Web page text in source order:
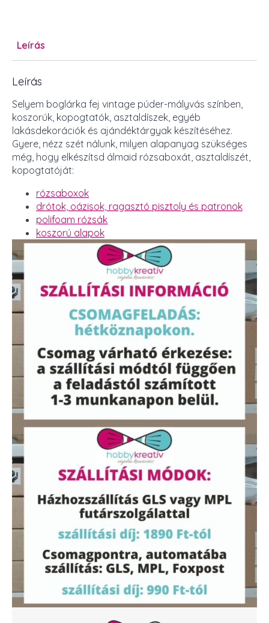
Leírás
Leírás
Selyem boglárka fej vintage púder-mályvás színben,
koszorúk, kopogtatók, asztaldíszek, egyéb
lakásdekorációk és ajándéktárgyak készítéséhez.
Gyere, nézz szét nálunk, milyen alapanyag szükséges
még, hogy elkészítsd álmaid rózsaboxát, asztaldíszét,
kopogtatóját:
rózsaboxok
drótok, oázisok, ragasztó pisztoly és patronok
polifoam rózsák
koszorú alapok